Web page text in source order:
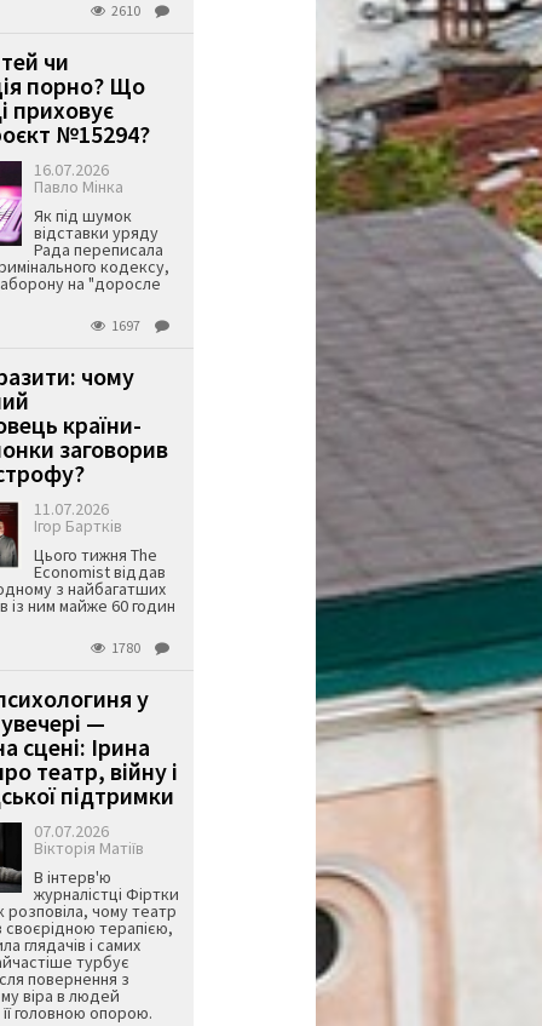
2610
чи
порно? Що
приховує
№15294?
16.07.2026
Павло Мінка
Як під шумок
відставки уряду
Рада переписала
кодексу,
на "доросле
1697
чому
країни-
заговорив
11.07.2026
Ігор Бартків
Цього тижня The
Economist віддав
з найбагатших
із ним майже 60 годин
1780
у
—
сцені: Ірина
театр, війну і
підтримки
07.07.2026
Вікторія Матіїв
В інтерв'ю
журналістці Фіртки
чому театр
своєрідною терапією,
глядачів і самих
турбує
повернення з
віра в людей
головною опорою.